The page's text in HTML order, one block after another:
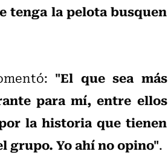
tenga la pelota busquen
"El que sea más
para mí, entre ellos
la historia que tienen
grupo. Yo ahí no opino".